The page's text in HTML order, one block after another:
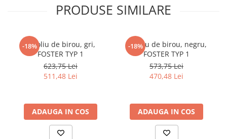
PRODUSE SIMILARE
-18%
Fotoliu de birou, gri,
FOSTER TYP 1
623,75 Lei
511,48 Lei
ADAUGA IN COS
-18%
Fotoliu de birou, negru,
FOSTER TYP 1
573,75 Lei
470,48 Lei
ADAUGA IN COS